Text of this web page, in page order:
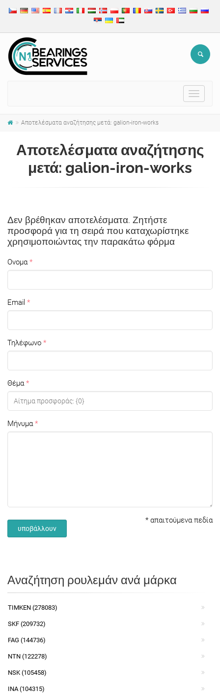
Toggle
Αποτελέσματα αναζήτησης μετά: galion-iron-works
Αποτελέσματα αναζήτησης
μετά: galion-iron-works
Δεν βρέθηκαν αποτελέσματα. Ζητήστε
προσφορά για τη σειρά που καταχωρίστηκε
χρησιμοποιώντας την παρακάτω φόρμα
Ονομα
Email
Τηλέφωνο
Θέμα
Μήνυμα
* απαιτούμενα πεδία
υποβάλλουν
Αναζήτηση ρουλεμάν ανά μάρκα
TIMKEN (278083)
SKF (209732)
FAG (144736)
NTN (122278)
NSK (105458)
INA (104315)